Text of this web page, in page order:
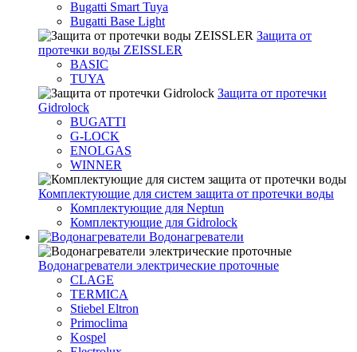
Bugatti Smart Tuya
Bugatti Base Light
Защита от
протечки воды ZEISSLER
BASIC
TUYA
Защита от протечки
Gidrolock
BUGATTI
G-LOCK
ENOLGAS
WINNER
Комплектующие для систем защита от протечки воды
Комплектующие для Neptun
Комплектующие для Gidrolock
Водонагреватели
Водонагреватeли электрические проточные
CLAGE
TERMICA
Stiebel Eltron
Primoclima
Kospel